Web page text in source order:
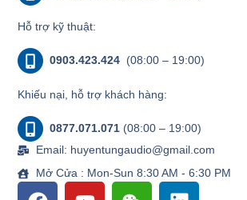
Hỗ trợ kỹ thuật:
0903.423.424 (08:00 – 19:00)
Khiếu nại, hỗ trợ khách hàng:
0877.071.071 (08:00 – 19:00)
Email: huyentungaudio@gmail.com
Mở Cửa : Mon-Sun 8:30 AM - 6:30 PM